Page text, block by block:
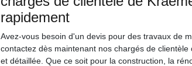
rapidement
Avez-vous besoin d'un devis pour des travaux de
contactez dès maintenant nos chargés de
et détaillée. Que ce soit pour la construction, la